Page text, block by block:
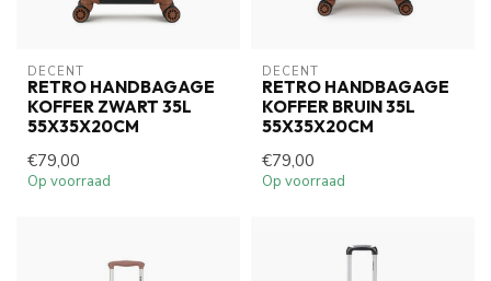
DECENT
RETRO HANDBAGAGE
KOFFER ZWART 35L
55X35X20CM
€79,00
Op voorraad
DECENT
RETRO HANDBAGAGE
KOFFER BRUIN 35L
55X35X20CM
€79,00
Op voorraad